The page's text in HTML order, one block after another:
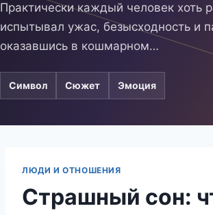
Практически каждый человек хоть
испытывал ужас, безысходность и
оказавшись в кошмарном…
Символ Сюжет Эмоция
ЛЮДИ И ОТНОШЕНИЯ
Страшный сон: